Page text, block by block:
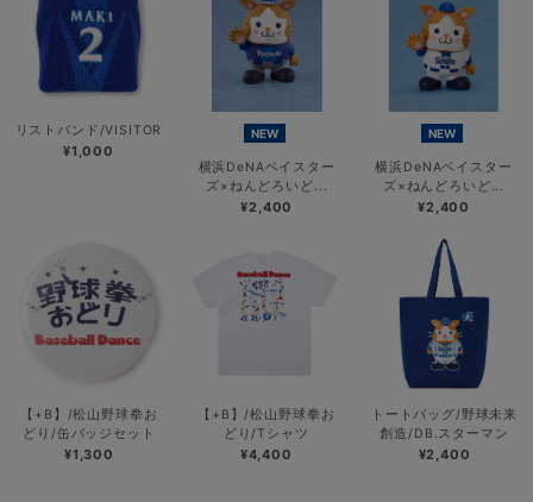
リストバンド/VISITOR
¥1,000
NEW
横浜DeNAベイスター
ズ×ねんどろいど...
¥2,400
NEW
横浜DeNAベイスター
ズ×ねんどろいど...
¥2,400
【+B】/松山野球拳お
どり/缶バッジセット
¥1,300
【+B】/松山野球拳お
どり/Tシャツ
¥4,400
トートバッグ/野球未来
創造/DB.スターマン
¥2,400